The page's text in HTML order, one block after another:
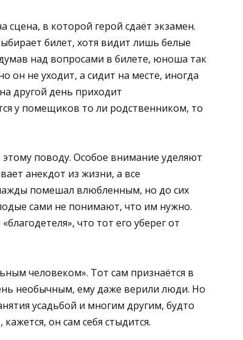
в которой герой сдаёт экзамен.
билет, хотя видит лишь белые
над вопросами в билете, юноша так
он не уходит, а сидит на месте, иногда
другой день приходит
у помещиков то ли родственником, то
поводу. Особое внимание уделяют
анекдот из жизни, а все
помешал влюбленным, но до сих
сами не понимают, что им нужно.
что тот его уберег от
человеком». Тот сам признаётся в
необычным, ему даже верили люди. Но
усадьбой и многим другим, будто
он сам себя стыдится.